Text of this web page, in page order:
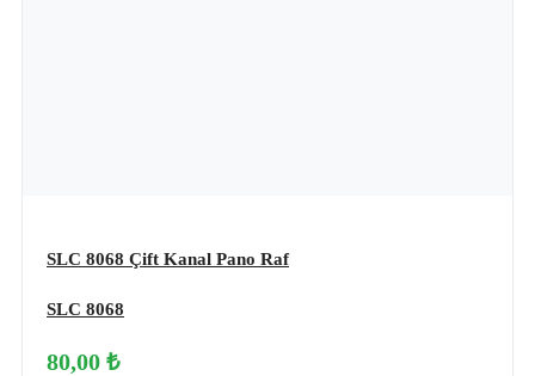
SLC 8068 Çift Kanal Pano Raf
SLC 8068
80,00 ₺